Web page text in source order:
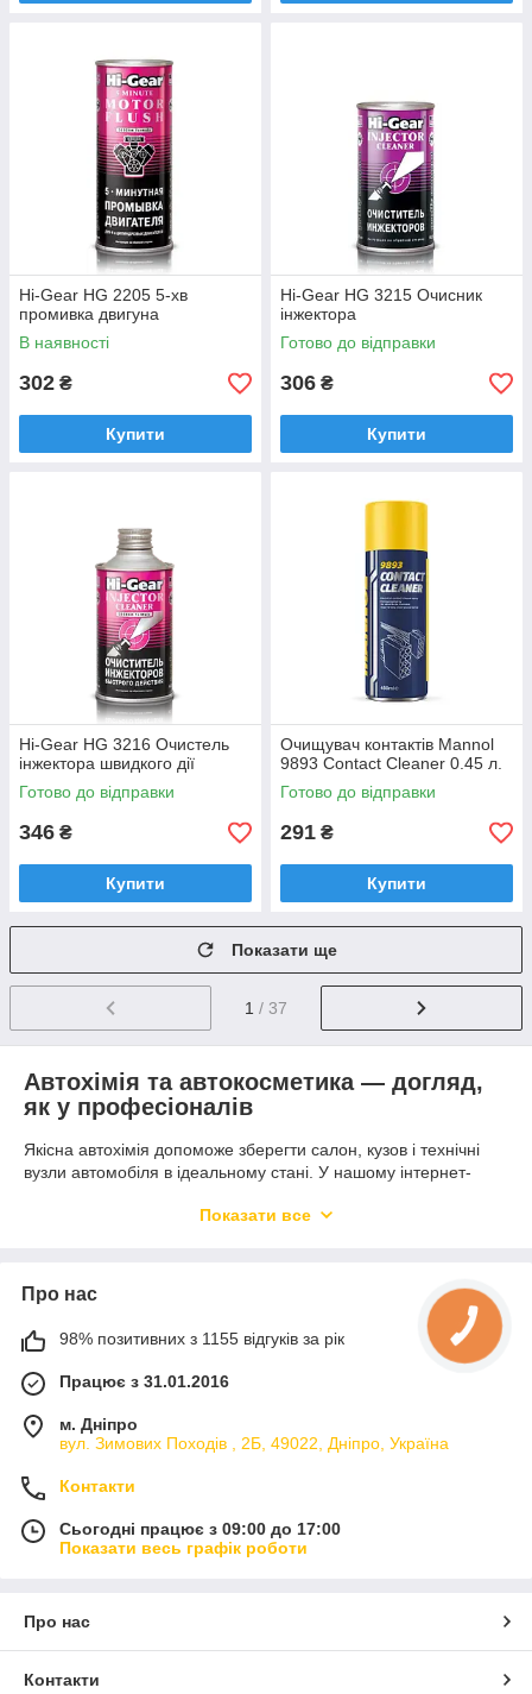
Hi-Gear HG 2205 5-хв
промивка двигуна
В наявності
302 ₴
Купити
Hi-Gear HG 3215 Очисник
інжектора
Готово до відправки
306 ₴
Купити
Hi-Gear HG 3216 Очистель
інжектора швидкого дії
Готово до відправки
346 ₴
Купити
Очищувач контактів Mannol
9893 Contact Cleaner 0.45 л.
Готово до відправки
291 ₴
Купити
Показати ще
1 / 37
Автохімія та автокосметика — догляд,
як у професіоналів
Якісна автохімія допоможе зберегти салон, кузов і технічні
вузли автомобіля в ідеальному стані. У нашому інтернет-
комплексного догляду за авто. Ми пропонуємо:
Набори автокосметики
Перевірені брендиз найкращими відгуками
У нас ви легко можете
доставкою по Києву та всій Україні.
Переваги нашого магазину:
Можливість купити автокосметику оптом
Показати все
Про нас
98% позитивних з 1155 відгуків за рік
Працює з 31.01.2016
м. Дніпро
вул. Зимових Походiв , 2Б, 49022, Дніпро, Україна
Контакти
Сьогодні працює з 09:00 до 17:00
Показати весь графік роботи
Про нас
Контакти